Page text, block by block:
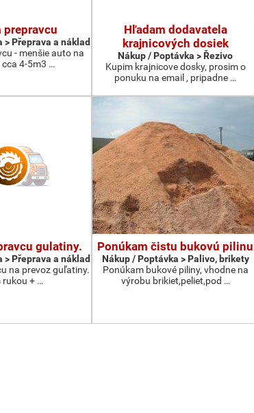
prepravcu
> Přeprava a náklad
- menšie auto na
4-5m3 …
Hľadam dodavatela
krajnicových dosiek
Nákup / Poptávka > Řezivo
Kupim krajnicove dosky, prosim o
ponuku na email , pripadne …
gulatiny.
> Přeprava a náklad
na prevoz guľatiny.
rukou + …
Ponúkam čistu bukovú pilinu
Nákup / Poptávka > Palivo, brikety
Ponúkam bukové piliny, vhodne na
výrobu brikiet,peliet,pod …